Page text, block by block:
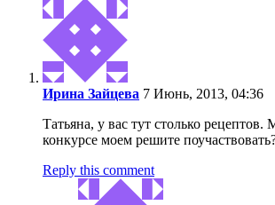
Ирина Зайцева 7 Июнь, 2013, 04:36
Татьяна, у вас тут столько рецептов.
конкурсе моем решите
Reply this comment